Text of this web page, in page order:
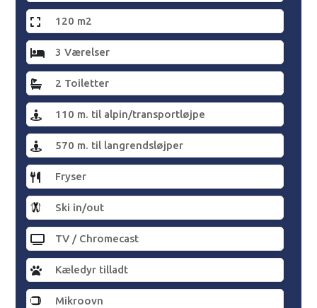
120 m2
3 Værelser
2 Toiletter
110 m. til alpin/transportløjpe
570 m. til langrendsløjper
Fryser
Ski in/out
TV / Chromecast
Kæledyr tilladt
Mikroovn